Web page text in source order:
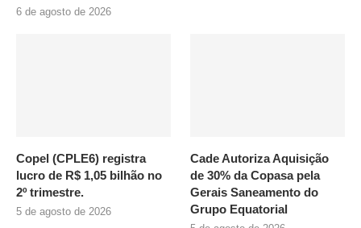
6 de agosto de 2026
Copel (CPLE6) registra
lucro de R$ 1,05 bilhão no
2º trimestre.
5 de agosto de 2026
Cade Autoriza Aquisição
de 30% da Copasa pela
Gerais Saneamento do
Grupo Equatorial